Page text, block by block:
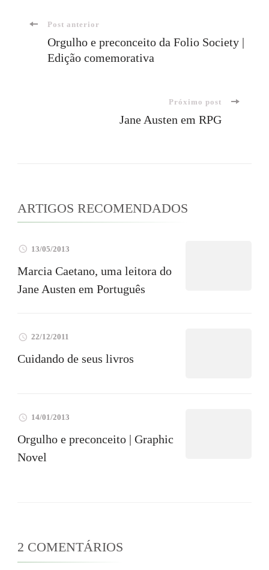
Navegação
Post anterior
Orgulho e preconceito da Folio Society |
Edição comemorativa
Próximo post
Jane Austen em RPG
ARTIGOS RECOMENDADOS
13/05/2013
Marcia Caetano, uma leitora do
Jane Austen em Português
22/12/2011
Cuidando de seus livros
14/01/2013
Orgulho e preconceito | Graphic
Novel
2 COMENTÁRIOS